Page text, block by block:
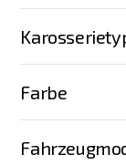
Farbe